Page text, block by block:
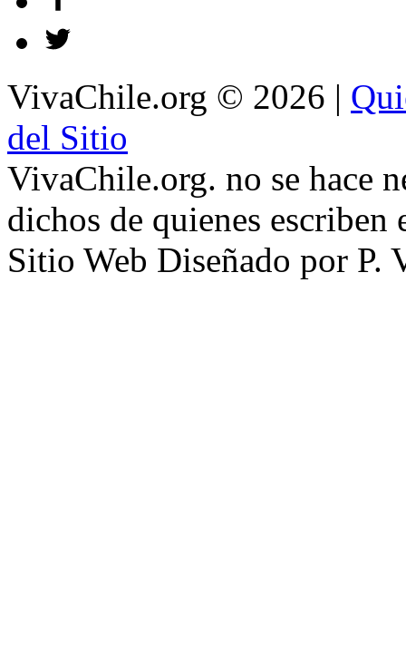
VivaChile.org © 2026 |
del Sitio
VivaChile.org. no se hace
dichos de quienes escriben
Sitio Web Diseñado por